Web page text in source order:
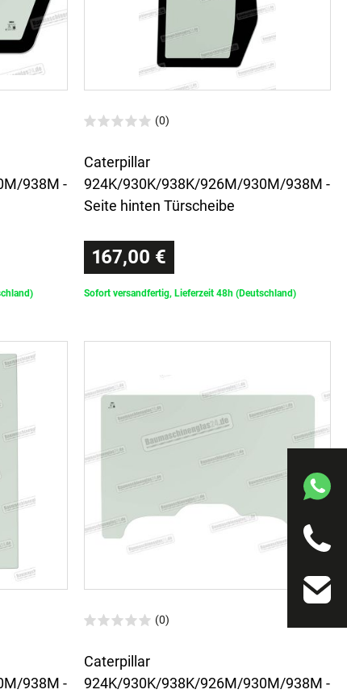
938M -
(0)
Caterpillar
924K/930K/938K/926M/930M/938M -
Seite hinten Türscheibe
167,00 €
Sofort versandfertig, Lieferzeit 48h (Deutschland)
938M -
(0)
Caterpillar
924K/930K/938K/926M/930M/938M -